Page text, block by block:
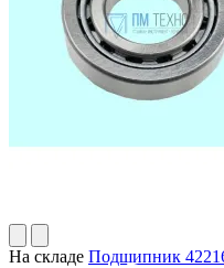
На складе Подшипник